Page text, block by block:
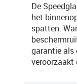
De
het
spatten.
garantie als
veroorzaakt